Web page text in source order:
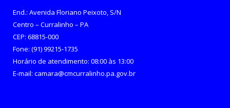
End.: Avenida Floriano Peixoto, S/N
Centro – Curralinho – PA
CEP: 68815-000
Fone: (91) 99215-1735
Horário de atendimento: 08:00 às 13:00
E-mail: camara@cmcurralinho.pa.gov.br